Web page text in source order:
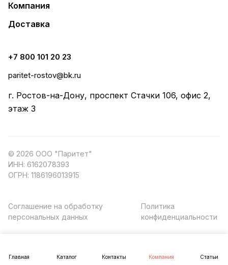
Главная Каталог Контакты Компания Статьи
Компания
Доставка
+7 800 101 20 23
paritet-rostov@bk.ru
г. Ростов-на-Дону, проспект ​Стачки 106, ​офис 2,
этаж 3
© 2026 ООО "Паритет"
ИНН: 6162078393
ОГРН: 1186196013915
Соглашение на обработку
персональных данных
Политика
конфиденциальности